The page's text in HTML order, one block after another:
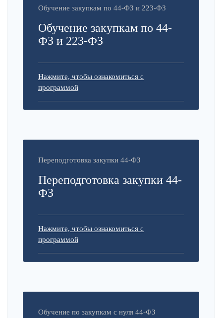
Обучение закупкам по 44-ФЗ и 223-ФЗ
Обучение закупкам по 44-
ФЗ и 223-ФЗ
Нажмите, чтобы ознакомиться с
программой
Переподготовка закупки 44-ФЗ
Переподготовка закупки 44-
ФЗ
Нажмите, чтобы ознакомиться с
программой
Обучение по закупкам с нуля 44-ФЗ